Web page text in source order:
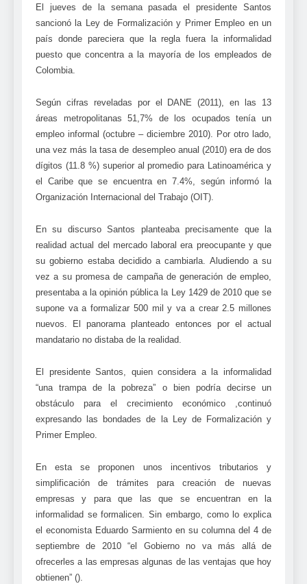
El jueves de la semana pasada el presidente Santos
sancionó la Ley de Formalización y Primer Empleo en un
país donde pareciera que la regla fuera la informalidad
puesto que concentra a la mayoría de los empleados de
Colombia.
Según cifras reveladas por el DANE (2011), en las 13
áreas metropolitanas 51,7% de los ocupados tenía un
empleo informal (octubre – diciembre 2010). Por otro lado,
una vez más la tasa de desempleo anual (2010) era de dos
dígitos (11.8 %) superior al promedio para Latinoamérica y
el Caribe que se encuentra en 7.4%, según informó la
Organización Internacional del Trabajo (OIT).
En su discurso Santos planteaba precisamente que la
realidad actual del mercado laboral era preocupante y que
su gobierno estaba decidido a cambiarla. Aludiendo a su
vez a su promesa de campaña de generación de empleo,
presentaba a la opinión pública la Ley 1429 de 2010 que se
supone va a formalizar 500 mil y va a crear 2.5 millones
nuevos. El panorama planteado entonces por el actual
mandatario no distaba de la realidad.
El presidente Santos, quien considera a la informalidad
“una trampa de la pobreza” o bien podría decirse un
obstáculo para el crecimiento económico ,continuó
expresando las bondades de la Ley de Formalización y
Primer Empleo.
En esta se proponen unos incentivos tributarios y
simplificación de trámites para creación de nuevas
empresas y para que las que se encuentran en la
informalidad se formalicen. Sin embargo, como lo explica
el economista Eduardo Sarmiento en su columna del 4 de
septiembre de 2010 “el Gobierno no va más allá de
ofrecerles a las empresas algunas de las ventajas que hoy
obtienen” ().